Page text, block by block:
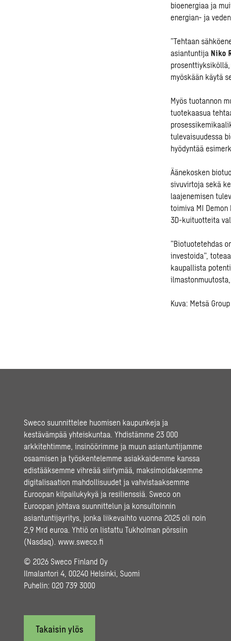
bioenergiaa ja
energian- ja
”Tehtaan
asiantuntija Niko
myöskään käytä
Myös tuotannon
tuotekaasua
tulevaisuudessa
hyödyntää
Äänekosken
sivuvirtoja sekä
laajenemisen
toimiva MI
3D-kuituotteita
”Biotuotetehdas
investoida”,
kaupallista
Kuva: Metsä Group
Sweco suunnittelee huomisen kaupunkeja ja
kestävämpää yhteiskuntaa. Yhdistämme 23 000
arkkitehtimme, insinöörimme ja muun asiantuntijamme
osaamisen ja työskentelemme asiakkaidemme kanssa
edistääksemme vihreää siirtymää, maksimoidaksemme
digitalisaation mahdollisuudet ja vahvistaaksemme
Euroopan kilpailukykyä ja resilienssiä. Sweco on
Euroopan johtava suunnittelun ja konsultoinnin
asiantuntijayritys, jonka liikevaihto vuonna 2025 oli noin
2,9 Mrd euroa. Yhtiö on listattu Tukholman pörssiin
(Nasdaq). www.sweco.fi
© 2026 Sweco Finland Oy
Ilmalantori 4, 00240 Helsinki, Suomi
Puhelin: 020 739 3000
Takaisin ylös